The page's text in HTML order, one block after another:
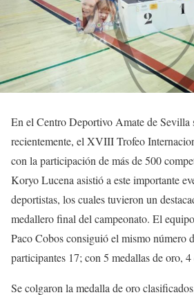
En el Centro Deportivo Amate de Sevilla
recientemente, el XVIII Trofeo
con la participación de más de 500
Koryo Lucena asistió a este importante
deportistas, los cuales tuvieron un
medallero final del campeonato. El
Paco Cobos consiguió el mismo número
participantes 17; con 5 medallas de oro,
Se colgaron la medalla de oro